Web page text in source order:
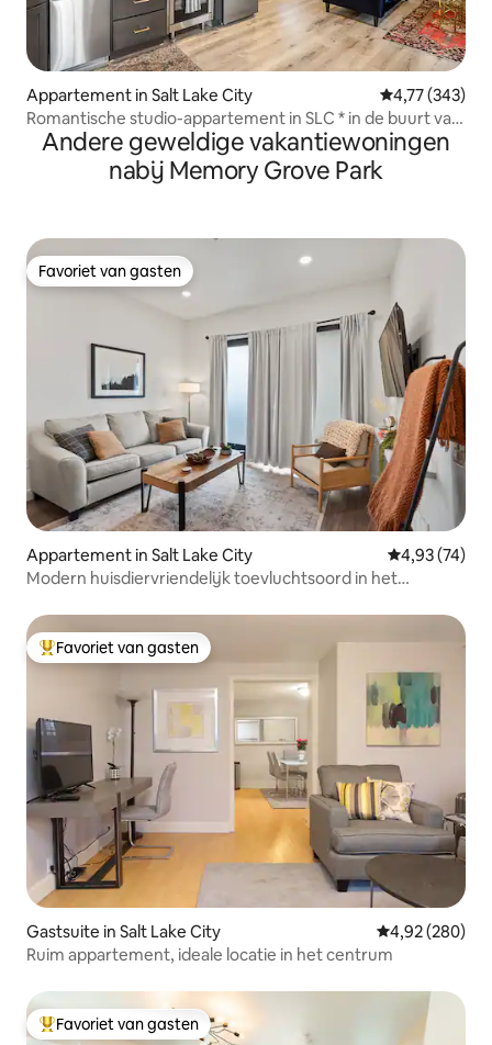
Appartement in Salt Lake City Gemiddelde
4,77 (343)
Romantische studio-appartement in SLC * in de buurt van
UofU & ziekenhuis
Andere geweldige vakantiewoningen
nabij Memory Grove Park
Favoriet van gasten
Favoriet van gasten
Appartement in Salt Lake City Gemiddelde
4,93 (74)
Modern huisdiervriendelijk toevluchtsoord in het
Topfavoriet van gasten
Favoriet van gasten
Gastsuite in Salt Lake City Gemiddelde
4,92 (280)
Ruim appartement, ideale locatie in het centrum
Topfavoriet van gasten
Favoriet van gasten